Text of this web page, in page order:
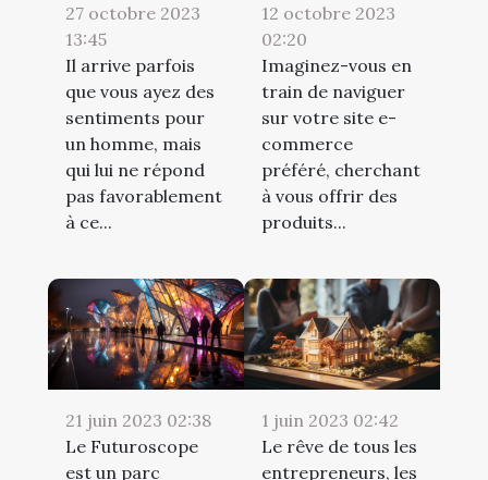
27 octobre 2023
13:45
Il arrive parfois
que vous ayez des
sentiments pour
un homme, mais
qui lui ne répond
pas favorablement
à ce...
12 octobre 2023
02:20
Imaginez-vous en
train de naviguer
sur votre site e-
commerce
préféré, cherchant
à vous offrir des
produits...
21 juin 2023 02:38
Le Futuroscope
est un parc
1 juin 2023 02:42
Le rêve de tous les
entrepreneurs, les